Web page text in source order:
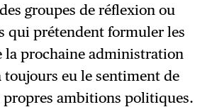
groupes de réflexion ou
qui prétendent formuler les
la prochaine administration
eu le sentiment de
propres ambitions politiques.